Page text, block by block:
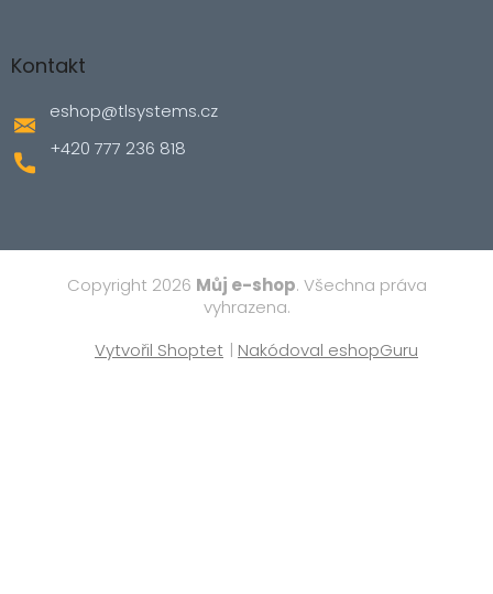
Kontakt
eshop@tlsystems.cz
+420 777 236 818
Vytvořil Shoptet | Nakódoval eshopGuru
Copyright 2026 Můj e-shop. Všechna práva
vyhrazena.